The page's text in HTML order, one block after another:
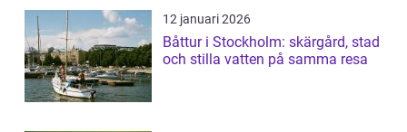
12 januari 2026
Båttur i Stockholm: skärgård, stad
och stilla vatten på samma resa